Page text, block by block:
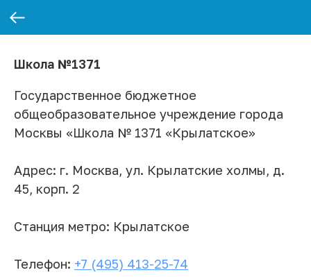
Школа №1371
Государственное бюджетное
общеобразовательное учреждение города
Москвы «Школа № 1371 «Крылатское»
Адрес: г. Москва, ул. Крылатские холмы, д.
45, корп. 2
Станция метро: Крылатское
Телефон: +7 (495) 413-25-74